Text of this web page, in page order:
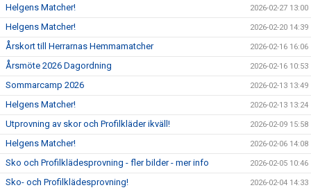
Helgens Matcher! 2026-02-27 13:00
Helgens Matcher! 2026-02-20 14:39
Årskort till Herrarnas Hemmamatcher 2026-02-16 16:06
Årsmöte 2026 Dagordning 2026-02-16 10:53
Sommarcamp 2026 2026-02-13 13:49
Helgens Matcher! 2026-02-13 13:24
Utprovning av skor och Profilkläder ikväll! 2026-02-09 15:58
Helgens Matcher! 2026-02-06 14:08
Sko och Profilklädesprovning - fler bilder - mer info 2026-02-05 10:46
Sko- och Profilklädesprovning! 2026-02-04 14:33